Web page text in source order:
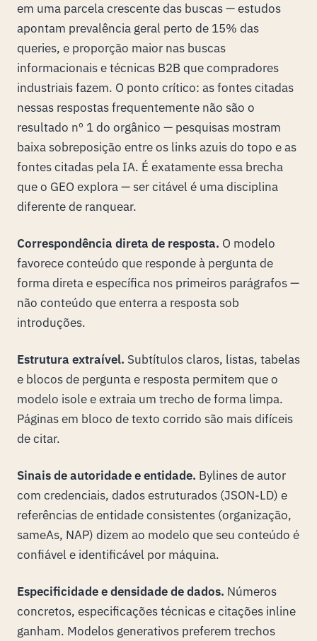
em uma parcela crescente das buscas — estudos
apontam prevalência geral perto de 15% das
queries, e proporção maior nas buscas
informacionais e técnicas B2B que compradores
industriais fazem. O ponto crítico: as fontes citadas
nessas respostas frequentemente não são o
resultado nº 1 do orgânico — pesquisas mostram
baixa sobreposição entre os links azuis do topo e as
fontes citadas pela IA. É exatamente essa brecha
que o GEO explora — ser citável é uma disciplina
diferente de ranquear.
Correspondência direta de resposta. O modelo
favorece conteúdo que responde à pergunta de
forma direta e específica nos primeiros parágrafos —
não conteúdo que enterra a resposta sob
introduções.
Estrutura extraível. Subtítulos claros, listas, tabelas
e blocos de pergunta e resposta permitem que o
modelo isole e extraia um trecho de forma limpa.
Páginas em bloco de texto corrido são mais difíceis
de citar.
Sinais de autoridade e entidade. Bylines de autor
com credenciais, dados estruturados (JSON-LD) e
referências de entidade consistentes (organização,
sameAs, NAP) dizem ao modelo que seu conteúdo é
confiável e identificável por máquina.
Especificidade e densidade de dados. Números
concretos, especificações técnicas e citações inline
ganham. Modelos generativos preferem trechos